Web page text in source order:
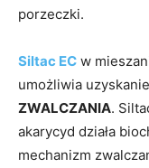
porzeczki.
Siltac EC w
umożliwia uzyskanie
ZWALCZANIA.
akarycyd działa
mechanizm